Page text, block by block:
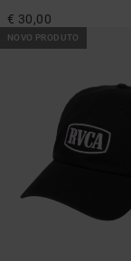
€ 30,00
NOVO PRODUTO